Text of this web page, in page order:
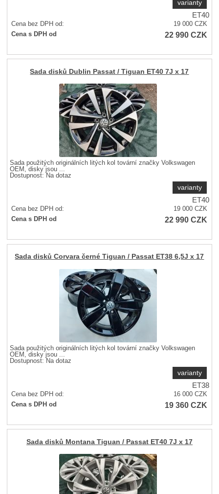
varianty
ET40
Cena bez DPH od: 19 000CZK
Cena s DPH od
22 990CZK
Sada disků Dublin Passat / Tiguan ET40 7J x 17
Sada použitých originálních litých kol tovární značky Volkswagen
OEM, disky jsou ...
Dostupnost: Na dotaz
varianty
ET40
Cena bez DPH od: 19 000CZK
Cena s DPH od
22 990CZK
Sada disků Corvara černé Tiguan / Passat ET38 6,5J x 17
Sada použitých originálních litých kol tovární značky Volkswagen
OEM, disky jsou ...
Dostupnost: Na dotaz
varianty
ET38
Cena bez DPH od: 16 000CZK
Cena s DPH od
19 360CZK
Sada disků Montana Tiguan / Passat ET40 7J x 17